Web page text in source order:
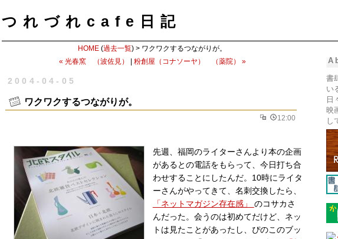
つれづれcafe日記
HOME (過去一覧) > ワクワクするつながりが。
« 光春窯 （波佐見）
粉創屋（コナソーヤ） （薬院） »
2004-04-05
ワクワクするつながりが。
12:00
先週、福岡のライターさんより本の企画
があるとの電話をもらって、今日打ち合
わせすることにしたんだ。10時にライタ
ーさんがやってきて、名刺交換したら、
「ネットマガジン存在感」 のコサカさ
んだった。会うのは初めてだけど、ネッ
トは見たことがあったし、ぴのこのブッ
書
い
日
映
し